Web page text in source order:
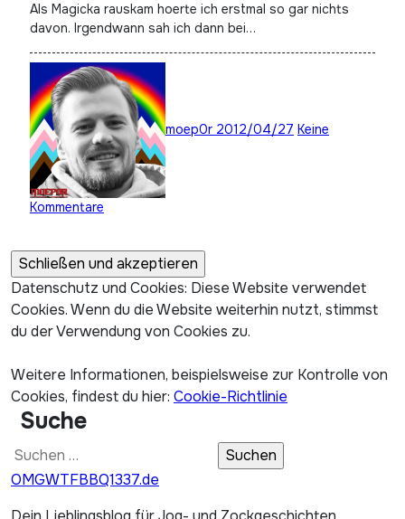
Als Magicka rauskam hoerte ich erstmal so gar nichts
davon. Irgendwann sah ich dann bei…
moep0r 2012/04/27 Keine
Kommentare
Datenschutz und Cookies: Diese Website verwendet
Cookies. Wenn du die Website weiterhin nutzt, stimmst
du der Verwendung von Cookies zu.
Weitere Informationen, beispielsweise zur Kontrolle von
Cookies, findest du hier: Cookie-Richtlinie
Suche
Suchen
nach:
OMGWTFBBQ1337.de